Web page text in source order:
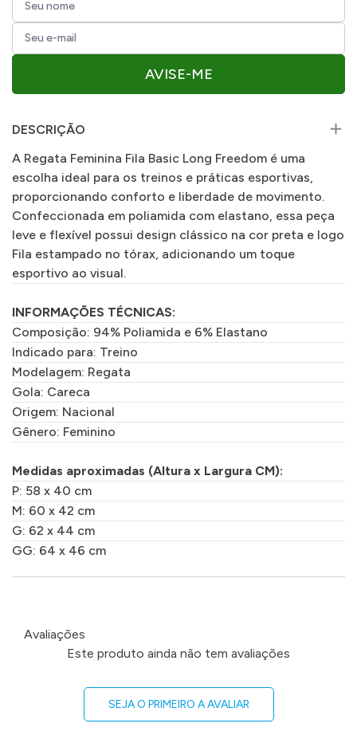
AVISE-ME
DESCRIÇÃO
A Regata Feminina Fila Basic Long Freedom é uma
escolha ideal para os treinos e práticas esportivas,
proporcionando conforto e liberdade de movimento.
Confeccionada em poliamida com elastano, essa peça
leve e flexível possui design clássico na cor preta e logo
Fila estampado no tórax, adicionando um toque
esportivo ao visual.
INFORMAÇÕES TÉCNICAS:
Composição: 94% Poliamida e 6% Elastano
Indicado para: Treino
Modelagem: Regata
Gola: Careca
Origem: Nacional
Gênero: Feminino
Medidas aproximadas (Altura x Largura CM):
P: 58 x 40 cm
M: 60 x 42 cm
G: 62 x 44 cm
GG: 64 x 46 cm
Avaliações
Este produto ainda não tem avaliações
SEJA O PRIMEIRO A AVALIAR